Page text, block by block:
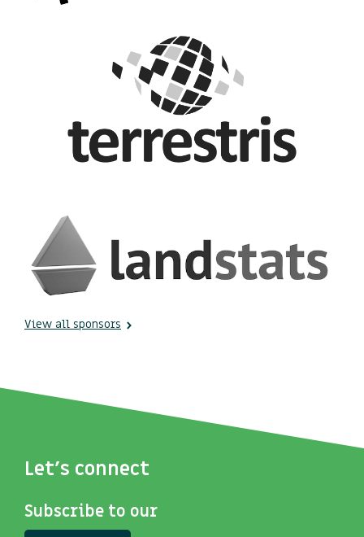
View all sponsors
Let's connect
Subscribe to our